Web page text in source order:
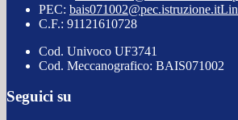
PEC: bais071002@pec.istruzione.it
C.F.: 91121610728
Cod. Univoco UF3741
Cod. Meccanografico: BAIS071002
Seguici su